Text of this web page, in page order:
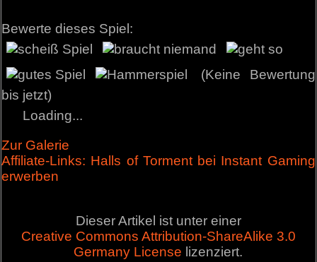
Bewerte dieses Spiel:
(Keine Bewertung
bis jetzt)
Loading...
Zur Galerie
Affiliate-Links: Halls of Torment bei Instant Gaming
erwerben
Dieser Artikel ist unter einer
Creative Commons Attribution-ShareAlike 3.0
Germany License lizenziert.